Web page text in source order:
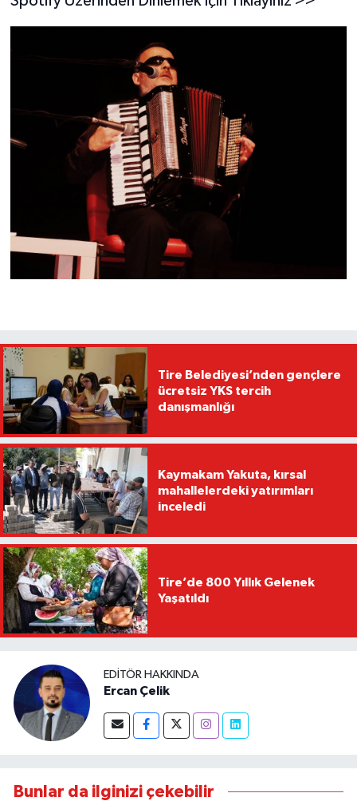
Tire Belediyesi’nden gençlere
ücretsiz YKS tercih
danışmanlığı
Kaymakam Yakuta, kırsal
mahallelerdeki yatırımları
inceledi
Tire’de 800 Yıllık Gelenek
Yaşatıldı
EDITÖR HAKKINDA
Ercan Çelik
Bunlar da ilginizi çekebilir